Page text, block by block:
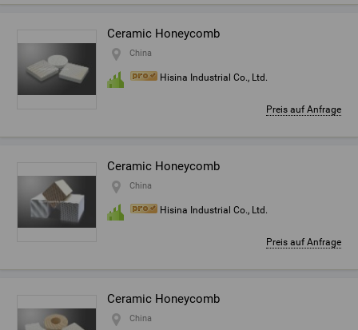
Ceramic Honeycomb
China
Hisina Industrial Co., Ltd.
Preis auf Anfrage
Ceramic Honeycomb
China
Hisina Industrial Co., Ltd.
Preis auf Anfrage
Ceramic Honeycomb
China